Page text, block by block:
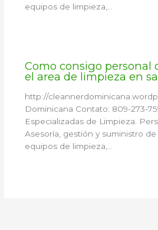
equipos de limpieza,…
Como consigo personal
el area de limpieza en
http://
Dominicana Contato: 809-273-
Especializadas de Limpieza.
Asesoría, gestión y suministro
equipos de limpieza,…